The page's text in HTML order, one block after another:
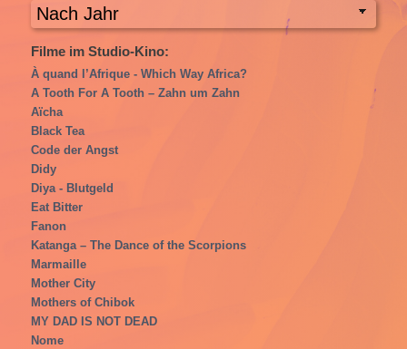
Filme im Studio-Kino:
À quand l’Afrique - Which Way Africa?
A Tooth For A Tooth – Zahn um Zahn
Aїcha
Black Tea
Code der Angst
Didy
Diya - Blutgeld
Eat Bitter
Fanon
Katanga – The Dance of the Scorpions
Marmaille
Mother City
Mothers of Chibok
MY DAD IS NOT DEAD
Nome